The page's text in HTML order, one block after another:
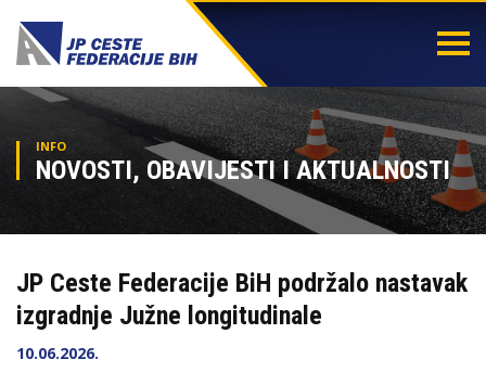
INFO
NOVOSTI, OBAVIJESTI I AKTUALNOSTI
JP Ceste Federacije BiH podržalo nastavak
izgradnje Južne longitudinale
10.06.2026.